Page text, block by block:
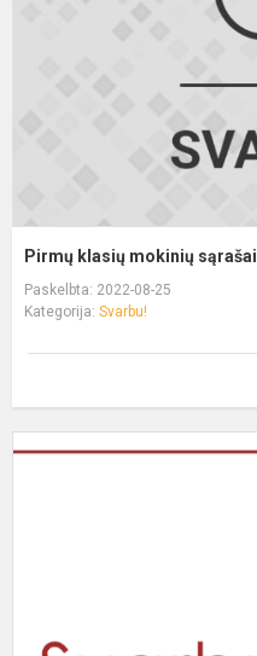
Pirmų klasių mokinių sąrašai
Paskelbta: 2022-08-25
Kategorija: Svarbu!